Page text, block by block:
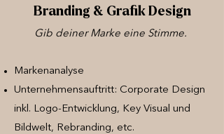
Branding & Grafik Design
Gib deiner Marke eine Stimme. ​
Markenanalyse
Unternehmensauftritt: Corporate Design
inkl. Logo-Entwicklung, Key Visual und
Bildwelt, Rebranding, etc.